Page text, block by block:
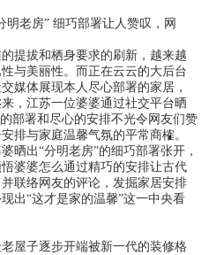
老房” 细巧部署让人赞叹，网
拔和栖身要求的刷新，越来越
与美丽性。而正在云云的大后台
媒体展现本人尽心部署的家居，
，江苏一位婆婆通过社交平台晒
部署和尽心的安排不光令网友们赞
排与家庭温馨气氛的平常商榷。
出“分明老房”的细巧部署张开，
婆婆怎么通过精巧的安排让古代
联络网友的评论，发掘家居安排
出“这才是家的温馨”这一中央看
子逐步开端被新一代的装修格